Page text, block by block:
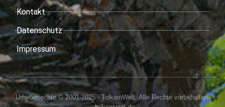
Kontakt
Datenschutz
Impressum
Urheberrechte © 2001-2025 - TolkienWelt. Alle Rechte vorbehalten.